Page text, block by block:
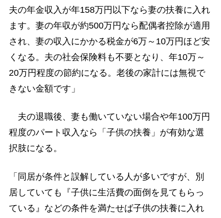
夫の年金収入が年158万円以下なら妻の扶養に入れ
ます。妻の年収が約500万円なら配偶者控除が適用
され、妻の収入にかかる税金が6万～10万円ほど安
くなる。夫の社会保険料も不要となり、年10万～
20万円程度の節約になる。老後の家計には無視で
きない金額です」
夫の退職後、妻も働いていない場合や年100万円
程度のパート収入なら「子供の扶養」が有効な選
択肢になる。
「同居が条件と誤解している人が多いですが、別
居していても『子供に生活費の面倒を見てもらっ
ている』などの条件を満たせば子供の扶養に入れ